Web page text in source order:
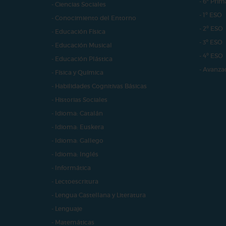
- Ciencias Sociales
- Conocimiento del Entorno
- Educación Física
- Educación Musical
- Educación Plástica
- Física y Química
- Habilidades Cognitivas Básicas
- Historias Sociales
- Idioma: Catalán
- Idioma: Euskera
- Idioma: Gallego
- Idioma: Inglés
- Informática
- Lectoescritura
- Lengua Castellana y Literatura
- Lenguaje
- Matemáticas
- 1º ESO
- 2º ESO
- 3º ESO
- 4º ESO
-